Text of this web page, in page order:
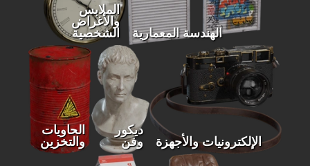
الملابس
والأغراض
الشخصية الهندسة المعمارية
الحاويات
والتخزين
ديكور
وفن الإلكترونيات والأجهزة